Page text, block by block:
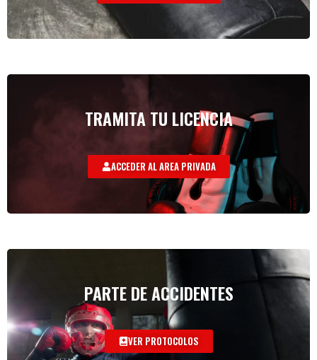
TRAMITA TU LICENCIA
ACCEDER AL AREA PRIVADA
PARTE DE ACCIDENTES
VER PROTOCOLOS